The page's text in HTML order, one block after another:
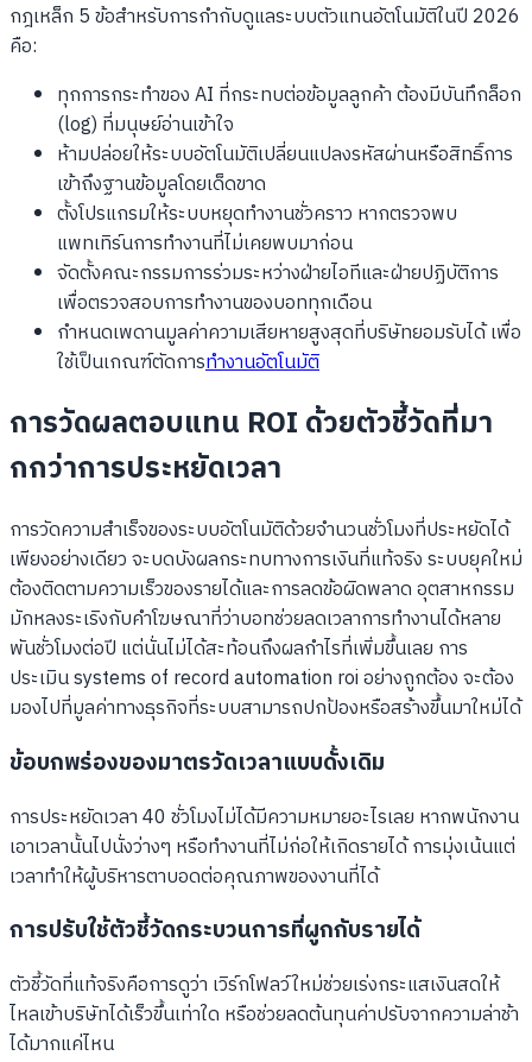
กฎเหล็ก 5 ข้อสำหรับการกำกับดูแลระบบตัวแทนอัตโนมัติในปี 2026
คือ:
ทุกการกระทำของ AI ที่กระทบต่อข้อมูลลูกค้า ต้องมีบันทึกล็อก
(log) ที่มนุษย์อ่านเข้าใจ
ห้ามปล่อยให้ระบบอัตโนมัติเปลี่ยนแปลงรหัสผ่านหรือสิทธิ์การ
เข้าถึงฐานข้อมูลโดยเด็ดขาด
ตั้งโปรแกรมให้ระบบหยุดทำงานชั่วคราว หากตรวจพบ
แพทเทิร์นการทำงานที่ไม่เคยพบมาก่อน
จัดตั้งคณะกรรมการร่วมระหว่างฝ่ายไอทีและฝ่ายปฏิบัติการ
เพื่อตรวจสอบการทำงานของบอททุกเดือน
กำหนดเพดานมูลค่าความเสียหายสูงสุดที่บริษัทยอมรับได้ เพื่อ
ใช้เป็นเกณฑ์ตัดการทำงานอัตโนมัติ
การวัดผลตอบแทน ROI ด้วยตัวชี้วัดที่มา
กกว่าการประหยัดเวลา
การวัดความสำเร็จของระบบอัตโนมัติด้วยจำนวนชั่วโมงที่ประหยัดได้
เพียงอย่างเดียว จะบดบังผลกระทบทางการเงินที่แท้จริง ระบบยุคใหม่
ต้องติดตามความเร็วของรายได้และการลดข้อผิดพลาด อุตสาหกรรม
มักหลงระเริงกับคำโฆษณาที่ว่าบอทช่วยลดเวลาการทำงานได้หลาย
พันชั่วโมงต่อปี แต่นั่นไม่ได้สะท้อนถึงผลกำไรที่เพิ่มขึ้นเลย การ
ประเมิน systems of record automation roi อย่างถูกต้อง จะต้อง
มองไปที่มูลค่าทางธุรกิจที่ระบบสามารถปกป้องหรือสร้างขึ้นมาใหม่ได้
ข้อบกพร่องของมาตรวัดเวลาแบบดั้งเดิม
การประหยัดเวลา 40 ชั่วโมงไม่ได้มีความหมายอะไรเลย หากพนักงาน
เอาเวลานั้นไปนั่งว่างๆ หรือทำงานที่ไม่ก่อให้เกิดรายได้ การมุ่งเน้นแต่
เวลาทำให้ผู้บริหารตาบอดต่อคุณภาพของงานที่ได้
การปรับใช้ตัวชี้วัดกระบวนการที่ผูกกับรายได้
ตัวชี้วัดที่แท้จริงคือการดูว่า เวิร์กโฟลว์ใหม่ช่วยเร่งกระแสเงินสดให้
ไหลเข้าบริษัทได้เร็วขึ้นเท่าใด หรือช่วยลดต้นทุนค่าปรับจากความล่าช้า
ได้มากแค่ไหน